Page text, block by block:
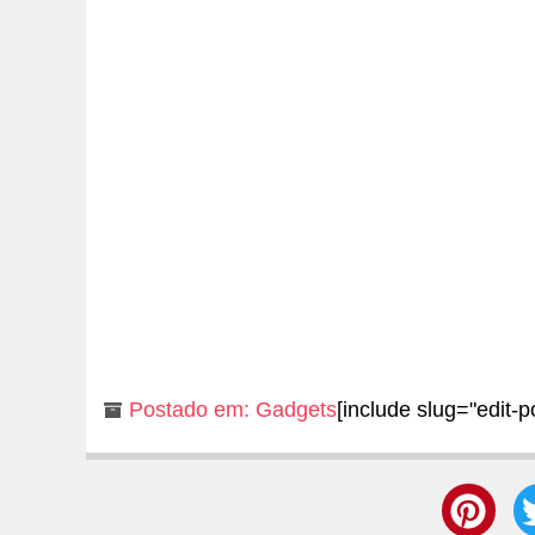
Postado em: Gadgets[include slug="edit-